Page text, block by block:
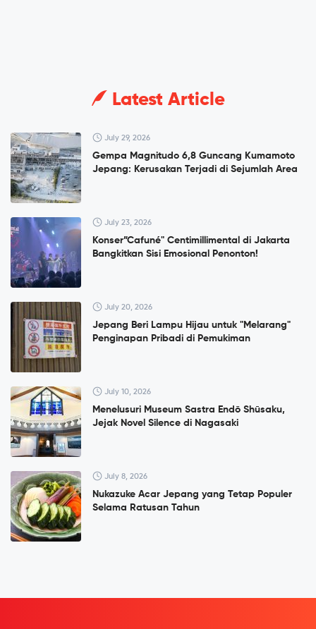
Latest Article
July 29, 2026
Gempa Magnitudo 6,8 Guncang Kumamoto
Jepang: Kerusakan Terjadi di Sejumlah Area
July 23, 2026
Konser”Cafuné" Centimillimental di Jakarta
Bangkitkan Sisi Emosional Penonton!
July 20, 2026
Jepang Beri Lampu Hijau untuk "Melarang"
Penginapan Pribadi di Pemukiman
July 10, 2026
Menelusuri Museum Sastra Endō Shūsaku,
Jejak Novel Silence di Nagasaki
July 8, 2026
Nukazuke Acar Jepang yang Tetap Populer
Selama Ratusan Tahun